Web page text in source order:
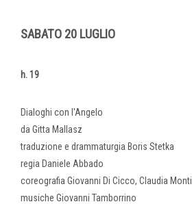
SABATO 20 LUGLIO
h. 19
Dialoghi con l'Angelo
da Gitta Mallasz
traduzione e drammaturgia Boris Stetka
regia Daniele Abbado
coreografia Giovanni Di Cicco, Claudia Monti
musiche Giovanni Tamborrino